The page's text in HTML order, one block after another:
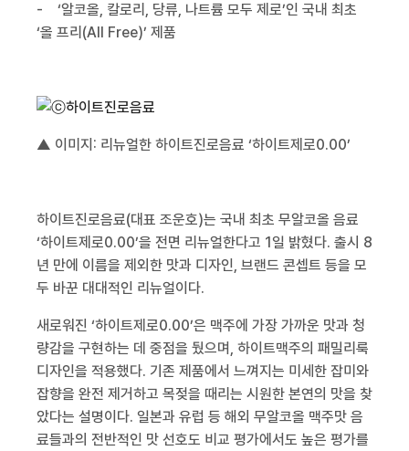
- ‘알코올, 칼로리 , 당류, 나트륨 모두 제로’인 국내 최초
‘올 프리 (All Free)’ 제품
▲ 이미지 : 리뉴얼한 하이트진로음료 ‘하이트제로0.00’
하이트진로음료(대표 조운호)는 국내 최초 무알코올 음료
‘하이트제로0.00’을 전면 리뉴얼한다고 1일 밝혔다. 출시 8
년 만에 이름을 제외한 맛과 디자인, 브랜드 콘셉트 등을 모
두 바꾼 대대적인 리뉴얼이다.
새로워진 ‘하이트제로0.00’은 맥주에 가장 가까운 맛과 청
량감을 구현하는 데 중점을 뒀으며 , 하이트맥주의 패밀리룩
디자인을 적용했다. 기존 제품에서 느껴지는 미세한 잡미와
잡향을 완전 제거하고 목젖을 때리는 시원한 본연의 맛을 찾
았다는 설명이다. 일본과 유럽 등 해외 무알코올 맥주맛 음
료들과의 전반적인 맛 선호도 비교 평가에서도 높은 평가를